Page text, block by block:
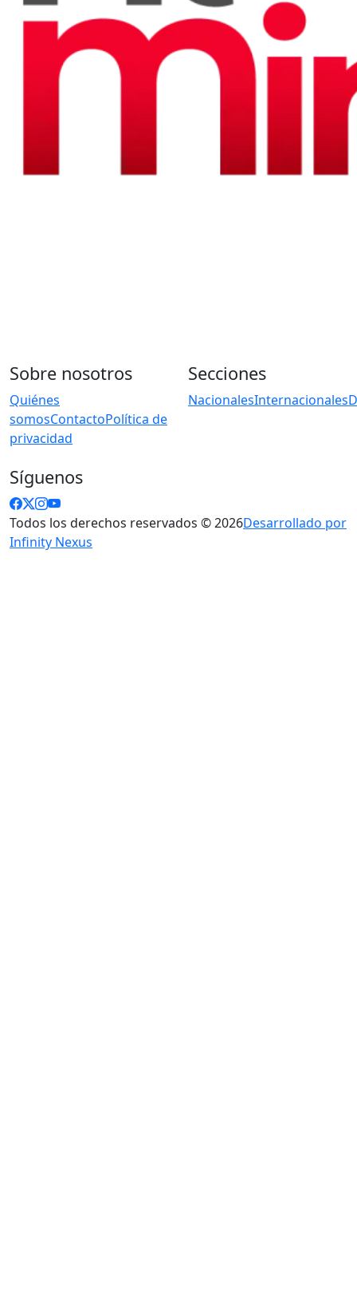
Sobre nosotros
Quiénes
somosContactoPolítica de
privacidad
Secciones
NacionalesInternacionales
Síguenos
Todos los derechos reservados © 2026Desarrollado por
Infinity Nexus